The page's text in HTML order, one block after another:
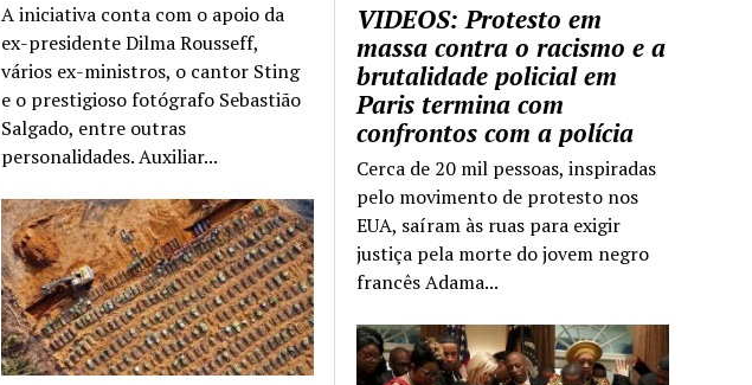
VIDEOS: Protesto em
massa contra o racismo e a
brutalidade policial em
Paris termina com
confrontos com a polícia
Cerca de 20 mil pessoas, inspiradas
pelo movimento de protesto nos
EUA, saíram às ruas para exigir
justiça pela morte do jovem negro
francês Adama...
A iniciativa conta com o apoio da
ex-presidente Dilma Rousseff,
vários ex-ministros, o cantor Sting
e o prestigioso fotógrafo Sebastião
Salgado, entre outras
personalidades. Auxiliar...